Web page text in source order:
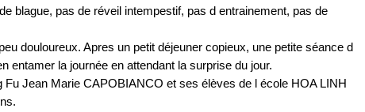
blague, pas de réveil intempestif, pas d entrainement, pas de
douloureux. Apres un petit déjeuner copieux, une petite séance d
entamer la journée en attendant la surprise du jour.
Fu Jean Marie CAPOBIANCO et ses élèves de l école HOA LINH